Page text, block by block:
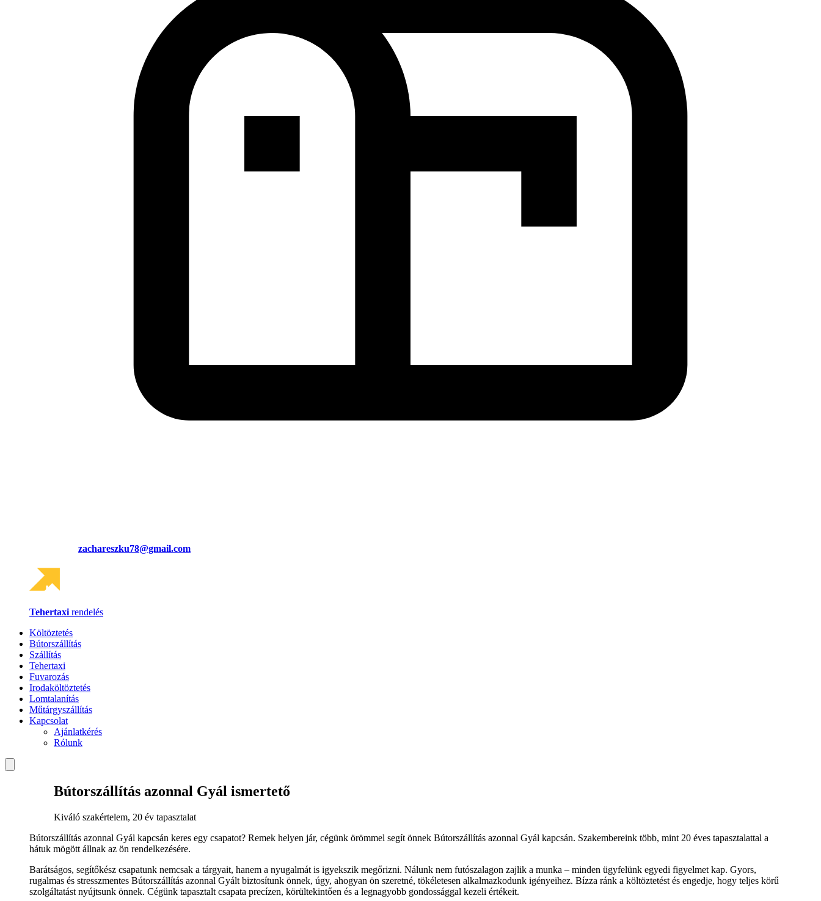
zachareszku78@gmail.com
Tehertaxi rendelés
Költöztetés
Bútorszállítás
Szállítás
Tehertaxi
Fuvarozás
Irodaköltöztetés
Lomtalanítás
Műtárgyszállítás
Kapcsolat
Ajánlatkérés
Rólunk
Bútorszállítás azonnal Gyál ismertető
Kiváló szakértelem, 20 év tapasztalat
Bútorszállítás azonnal Gyál kapcsán keres egy csapatot? Remek helyen jár, cégünk örömmel segít önnek Bútorszállítás azonnal Gyál kapcsán. Szakembereink több, mint 20 éves tapasztalattal a
hátuk mögött állnak az ön rendelkezésére.
Barátságos, segítőkész csapatunk nemcsak a tárgyait, hanem a nyugalmát is igyekszik megőrizni. Nálunk nem futószalagon zajlik a munka – minden ügyfelünk egyedi figyelmet kap. Gyors,
rugalmas és stresszmentes Bútorszállítás azonnal Gyált biztosítunk önnek, úgy, ahogyan ön szeretné, tökéletesen alkalmazkodunk igényeihez. Bízza ránk a költöztetést és engedje, hogy teljes körű
szolgáltatást nyújtsunk önnek. Cégünk tapasztalt csapata precízen, körültekintően és a legnagyobb gondossággal kezeli értékeit.